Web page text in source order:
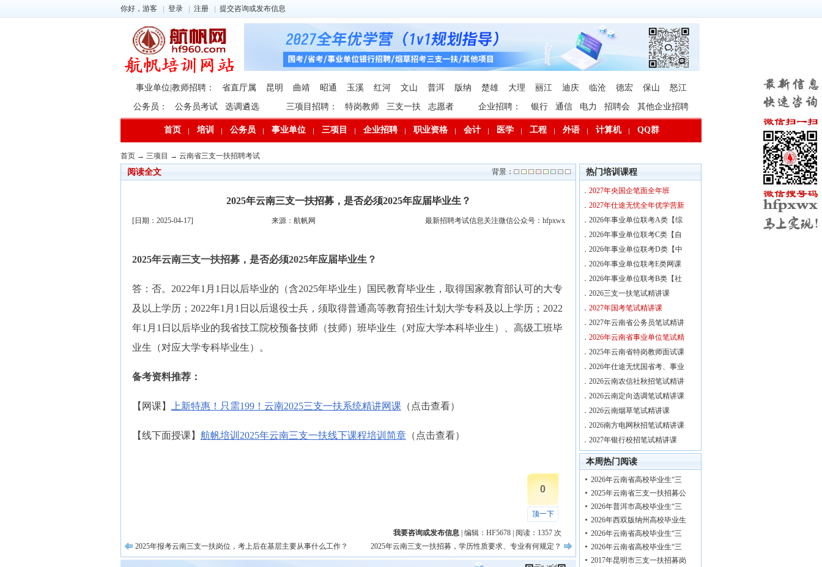
你好，游客 登录 注册 提交咨询或发布信息
事业单位|教师招聘： 省直厅属 昆明 曲靖 昭通 玉溪 红河 文山 普洱 版纳 楚雄 大理 丽江 迪庆 临沧 德宏 保山 怒江
公务员： 公务员考试 选调遴选 三项目招聘： 特岗教师 三支一扶 志愿者 企业招聘： 银行 通信 电力 招聘会 其他企业招聘
首页 培训 公务员 事业单位 三项目 企业招聘 职业资格 会计 医学 工程 外语 计算机 QQ群
首页 → 三项目 → 云南省三支一扶招聘考试
背景：
阅读全文
2025年云南三支一扶招募，是否必须2025年应届毕业生？
[日期：2025-04-17] 来源：航帆网 最新招聘考试信息关注微信公众号：hfpxwx
2025年云南三支一扶招募，是否必须2025年应届毕业生？
答：否。2022年1月1日以后毕业的（含2025年毕业生）国民教育毕业生，取得国家教育部认可的大专
及以上学历；2022年1月1日以后退役士兵，须取得普通高等教育招生计划大学专科及以上学历；2022
年1月1日以后毕业的我省技工院校预备技师（技师）班毕业生（对应大学本科毕业生）、高级工班毕
业生（对应大学专科毕业生）。
备考资料推荐：
【网课】 上新特惠！只需199！云南2025三支一扶系统精讲网课（点击查看）
【线下面授课】 航帆培训2025年云南三支一扶线下课程培训简章（点击查看）
0
顶一下
我要咨询或发布信息 | 编辑： HF5678 | 阅读： 1357 次
2025年报考云南三支一扶岗位，考上后在基层主要从事什么工作？
2025年云南三支一扶招募，学历性质要求、专业有何规定？
热门培训课程
． 2027年央国企笔面全年班
． 2027年仕途无忧全年优学营新
． 2026年事业单位联考A类【综
． 2026年事业单位联考C类【自
． 2026年事业单位联考D类【中
． 2026年事业单位联考E类网课
． 2026年事业单位联考B类【社
． 2026三支一扶笔试精讲课
． 2027年国考笔试精讲课
． 2027年云南省公务员笔试精讲
． 2026年云南省事业单位笔试精
． 2025年云南省特岗教师面试课
． 2026年仕途无忧国省考、事业
． 2026云南农信社秋招笔试精讲
． 2026云南定向选调笔试精讲课
． 2026云南烟草笔试精讲课
． 2026南方电网秋招笔试精讲课
． 2027年银行校招笔试精讲课
本周热门阅读
2026年云南省高校毕业生“三
2025年云南省三支一扶招募公
2026年普洱市高校毕业生“三
2026年西双版纳州高校毕业生
2026年云南省高校毕业生“三
2026年云南省高校毕业生“三
2017年昆明市三支一扶招募岗